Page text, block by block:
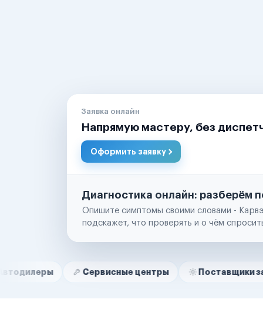
Заявка онлайн
Напрямую мастеру, без
Оформить заявку
Диагностика онлайн: разберём
Опишите симптомы своими словами -
подскажет, что проверять и о чём
Нам доверяют
Сервисные центры Поставщики запчастей
Маркетплейсы